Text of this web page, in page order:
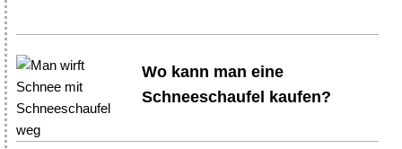
Wo kann man eine
Schneeschaufel kaufen?